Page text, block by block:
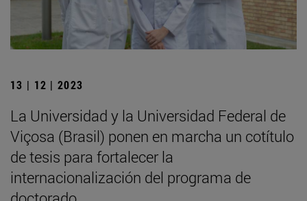
13 | 12 | 2023
La Universidad y la Universidad Federal de
Viçosa (Brasil) ponen en marcha un cotítulo
de tesis para fortalecer la
internacionalización del programa de